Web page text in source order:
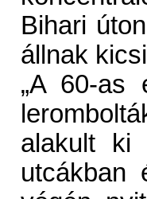
Bihari
állnak
„A 60-as
alakult ki
utcákban